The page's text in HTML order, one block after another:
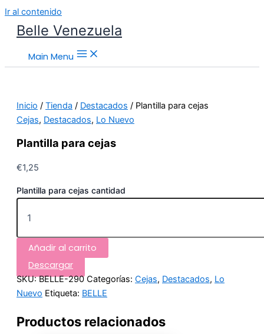
Ir al contenido
Belle Venezuela
Main Menu
Inicio / Tienda / Destacados / Plantilla para cejas
Cejas, Destacados, Lo Nuevo
Plantilla para cejas
€1,25
Plantilla para cejas cantidad
Añadir al carrito
Descargar
SKU:BELLE-290 Categorías: Cejas, Destacados, Lo
Nuevo Etiqueta: BELLE
Productos relacionados